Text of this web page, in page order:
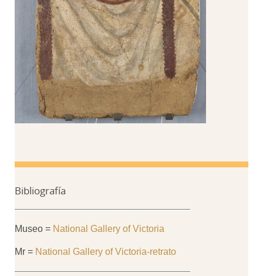
Bibliografía
Museo = National Gallery of Victoria
Mr = National Gallery of Victoria-retrato